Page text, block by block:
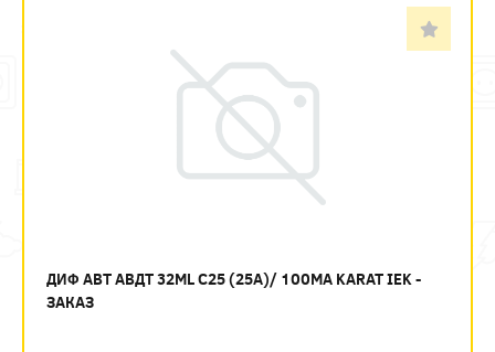
ДИФ АВТ АВДТ 32ML C25 (25А)/ 100МА KARAT IEK -
ЗАКАЗ